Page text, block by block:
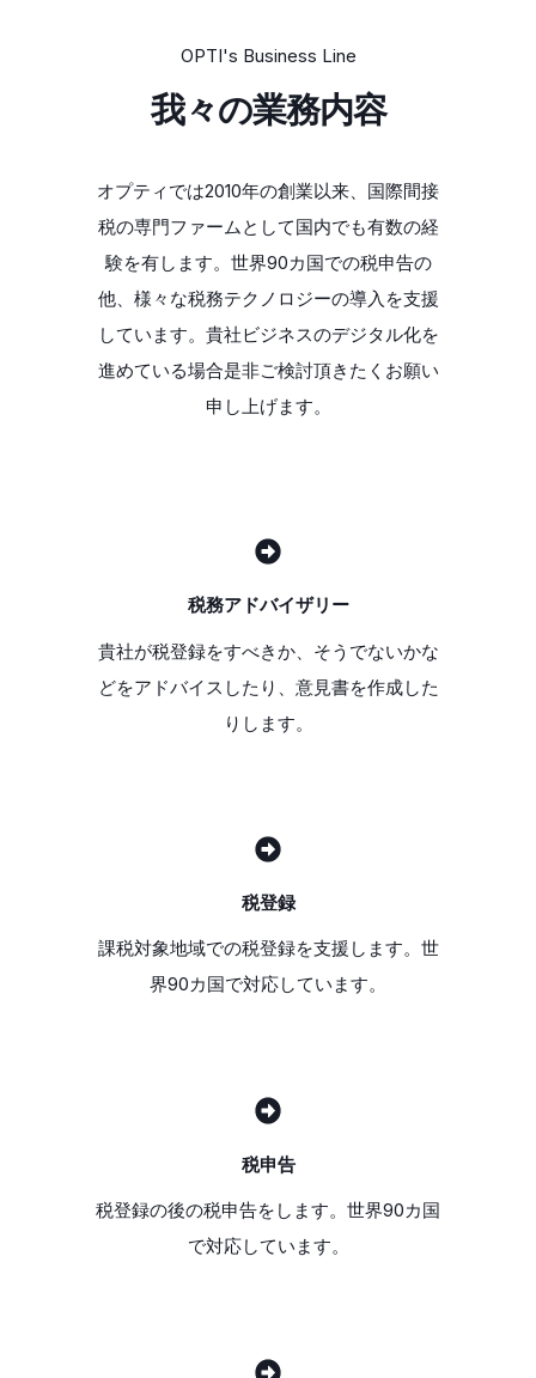
OPTI's Business Line
我々の業務内容
オプティでは2010年の創業以来、国際間接
税の専門ファームとして国内でも有数の経
験を有します。世界90カ国での税申告の
他、様々な税務テクノロジーの導入を支援
しています。貴社ビジネスのデジタル化を
進めている場合是非ご検討頂きたくお願い
申し上げます。
税務アドバイザリー
貴社が税登録をすべきか、そうでないかな
どをアドバイスしたり、意見書を作成した
りします。
税登録
課税対象地域での税登録を支援します。世
界90カ国で対応しています。
税申告
税登録の後の税申告をします。世界90カ国
で対応しています。